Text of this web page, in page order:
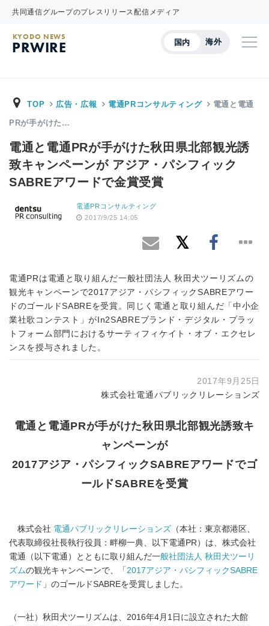
共同通信グループのプレスリリース配信メディア
国内 海外
KYODO NEWS
PRWIRE
TOP 広告・広報 電通PRコンサルティング 電通と電通
PRが手がけた…
電通と電通PRが手がけた秋田県北部観光誘
致キャンペーンが アジア・パシフィック
SABREアワードで金賞受賞
電通PRコンサルティング
2017/9/25 14:05
電通PRは電通と取り組んだ一般社団法人 秋田犬ツーリズムの
観光キャンペーンで2017アジア・パシフィックSABREアワー
ドのゴールドSABREを受賞。同じく電通と取り組んだ「中小企
業社歌コンテスト」がIn2SABREブランド・デジタル・プラッ
トフォーム部門におけるサーティフィケイト・オブ・エクセレ
ンスを授与されました。
2017年9月25日
株式会社電通パブリックリレーションズ
電通と電通PRが手がけた秋田県北部観光誘致キ
ャンペーンが
2017アジア・パシフィックSABREアワードでゴ
ールドSABREを受賞
株式会社 電通パブリックリレーションズ （本社：東京都港区、
代表取締役社長執行役員：畔柳一典、以下電通PR）は、株式会社
電通（以下電通）とともに取り組んだ一般社団法人 秋田犬ツーリ
ズムの観光キャンペーンで、「 2017アジア・パシフィックSABRE
アワード 」のゴールドSABREを受賞しました。
（一社）秋田犬ツーリズムは、2016年4月1日に設立された大館